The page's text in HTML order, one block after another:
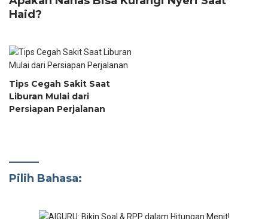
Haid?
Tips Cegah Sakit Saat
Liburan Mulai dari
Persiapan Perjalanan
Pilih Bahasa: